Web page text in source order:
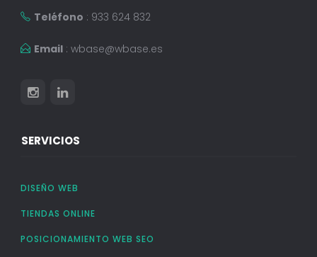
Teléfono : 933 624 832
Email: wbase@wbase.es
SERVICIOS
DISEÑO WEB
TIENDAS ONLINE
POSICIONAMIENTO WEB SEO